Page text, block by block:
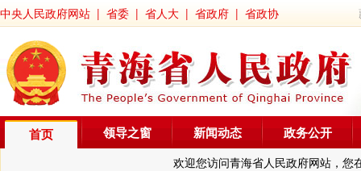
中央人民政府网站 | 省委 | 省人大 | 省政府 | 省政协
首页
欢迎您访问青海省人民政府网站，您
领导之窗 新闻动态 政务公开